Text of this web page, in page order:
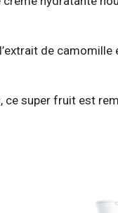
de
ce super fruit est